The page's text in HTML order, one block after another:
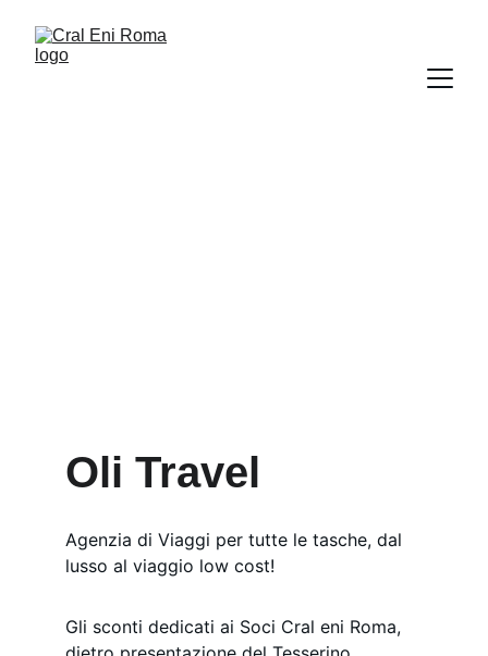
Oli Travel
Agenzia di Viaggi per tutte le tasche, dal
lusso al viaggio low cost!
Gli sconti dedicati ai Soci Cral eni Roma,